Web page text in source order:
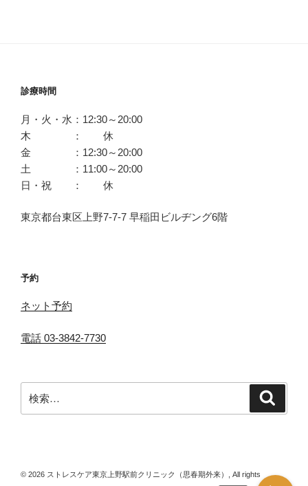
診療時間
月・火・水：12:30～20:00
木 ： 休
金 ：12:30～20:00
土 ：11:00～20:00
日・祝 ： 休
東京都台東区上野7-7-7 早稲田ビルヂング6階
予約
ネット予約
電話 03-3842-7730
索:
© 2026 ストレスケア東京上野駅前クリニック（思春期外来）, All rights